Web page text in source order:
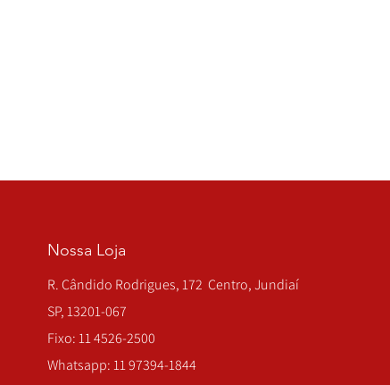
Nossa Loja
R. Cândido Rodrigues, 172 Centro, Jundiaí
SP, 13201-067
Fixo: 11 4526-2500
Whatsapp: 11 97394-1844